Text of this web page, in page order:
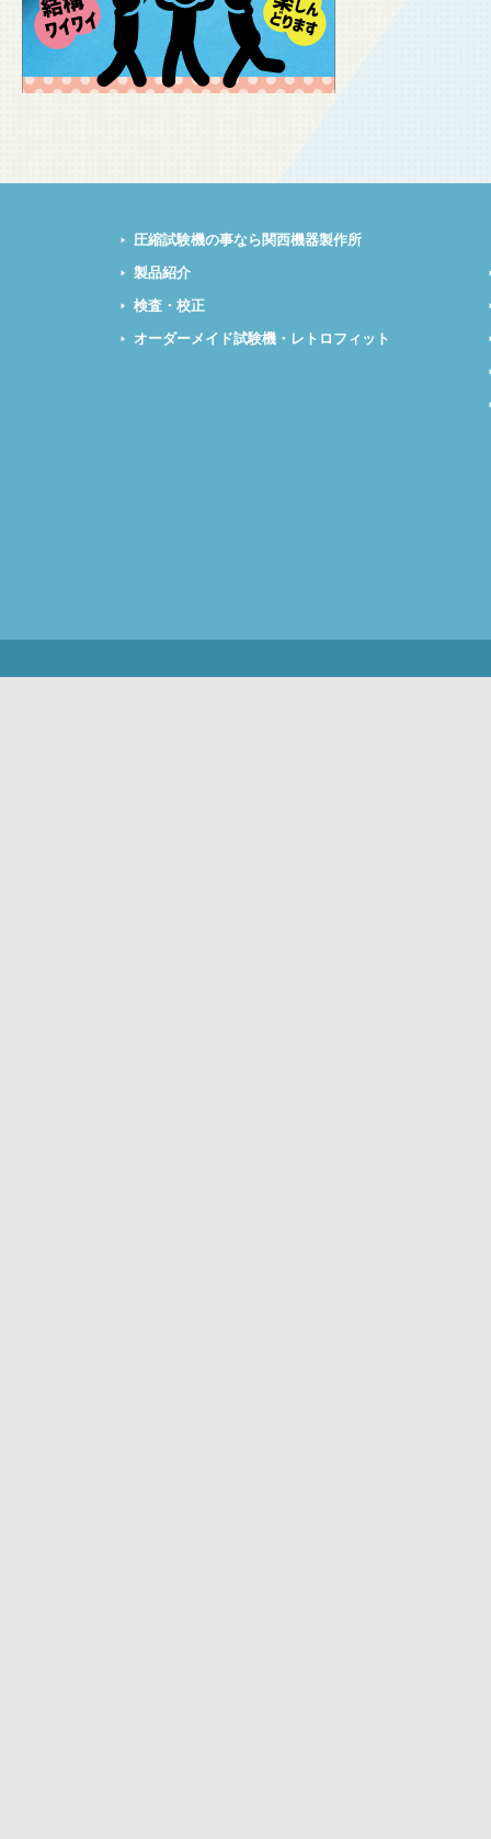
圧縮試験機の事なら関西機器製作所
製品紹介
検査・校正
オーダーメイド試験機・レトロフィット